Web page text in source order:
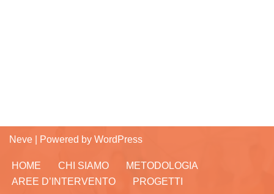
Neve | Powered by WordPress
HOME CHI SIAMO
METODOLOGIA
AREE D’INTERVENTO
PROGETTI